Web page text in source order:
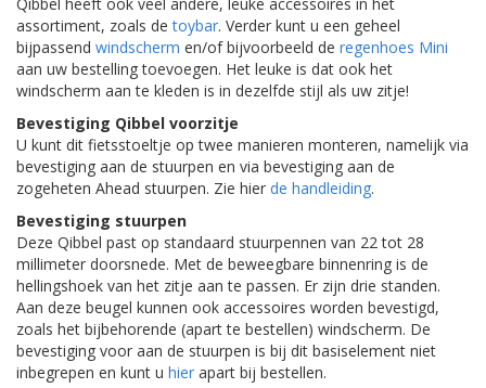
assortiment, zoals detoybar. Verder kunt u een geheel
bijpassend windscherm en/of bijvoorbeeld de regenhoes Mini
aan uw bestelling toevoegen. Het leuke is dat ook het
windscherm aan te kleden is in dezelfde stijl als uw zitje!
Bevestiging Qibbel voorzitje
U kunt dit fietsstoeltje op twee manieren monteren, namelijk via
bevestiging aan de stuurpen en via bevestiging aan de
zogeheten Ahead stuurpen. Zie hier de handleiding.
Bevestiging stuurpen
Deze Qibbel past op standaard stuurpennen van 22 tot 28
millimeter doorsnede. Met de beweegbare binnenring is de
hellingshoek van het zitje aan te passen. Er zijn drie standen.
Aan deze beugel kunnen ook accessoires worden bevestigd,
zoals het bijbehorende (apart te bestellen) windscherm. De
bevestiging voor aan de stuurpen is bij dit basiselement niet
inbegrepen en kunt u hier apart bij bestellen.